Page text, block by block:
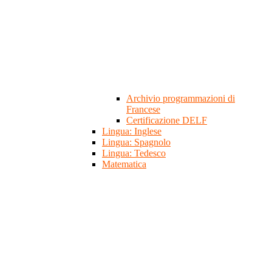
Archivio programmazioni di
Francese
Certificazione DELF
Lingua: Inglese
Lingua: Spagnolo
Lingua: Tedesco
Matematica